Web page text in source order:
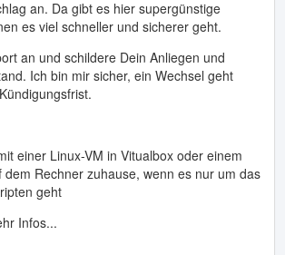
an. Da gibt es hier supergünstige
es viel schneller und sicherer geht.
an und schildere Dein Anliegen und
Ich bin mir sicher, ein Wechsel geht
einer Linux-VM in Vitualbox oder einem
dem Rechner zuhause, wenn es nur um das
geht
Infos...